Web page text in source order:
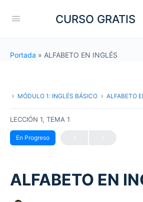
CURSO GRATIS
Portada » ALFABETO EN INGLÉS
MÓDULO 1: INGLÉS BÁSICO ALFABETO
LECCIÓN 1, TEMA 1
En Progreso
ALFABETO EN